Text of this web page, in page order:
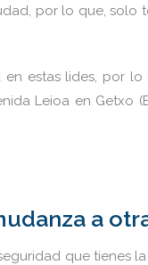
por lo que,
en estas lides, por
Leioa en Getxo
a
que tienes